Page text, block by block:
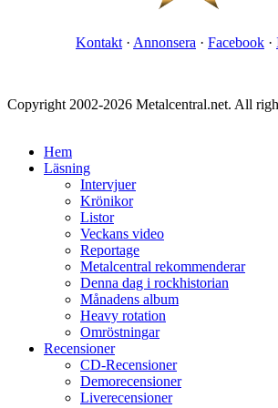
Kontakt · Annonsera · Facebook ·
Copyright 2002-2026 Metalcentral.net. All
Hem
Läsning
Intervjuer
Krönikor
Listor
Veckans video
Reportage
Metalcentral rekommenderar
Denna dag i rockhistorian
Månadens album
Heavy rotation
Omröstningar
Recensioner
CD-Recensioner
Demorecensioner
Liverecensioner